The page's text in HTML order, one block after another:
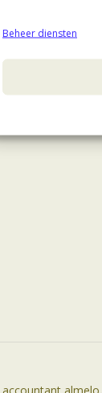
Beheer diensten